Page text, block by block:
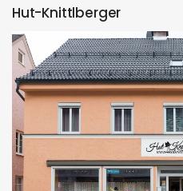
Hut-Knittlberger